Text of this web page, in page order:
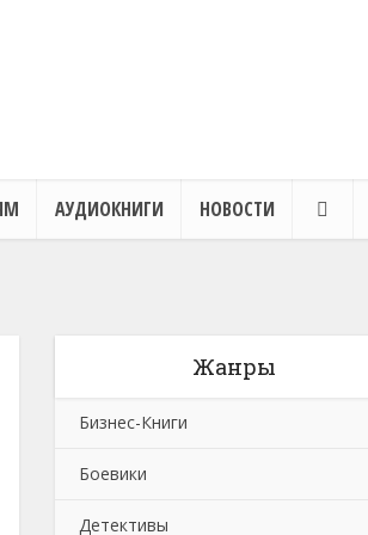
АУДИОКНИГИ НОВОСТИ
Жанры
Бизнес-Книги
Банковское дело
Бухучет, налогообложение, аудит
Боевики
Боевики: Прочее
Детективы